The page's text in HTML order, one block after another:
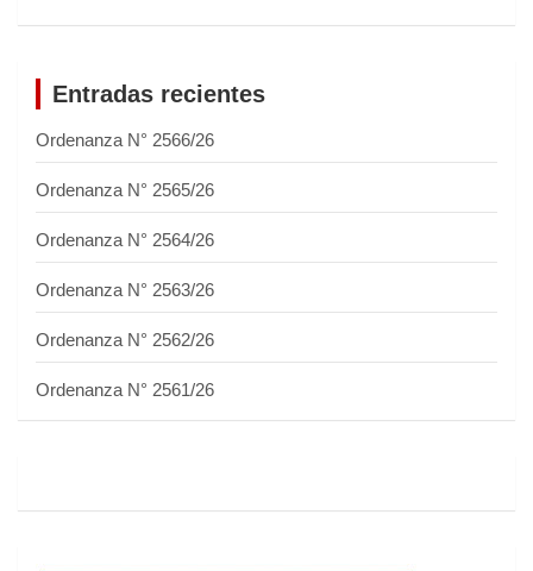
Entradas recientes
Ordenanza N° 2566/26
Ordenanza N° 2565/26
Ordenanza N° 2564/26
Ordenanza N° 2563/26
Ordenanza N° 2562/26
Ordenanza N° 2561/26